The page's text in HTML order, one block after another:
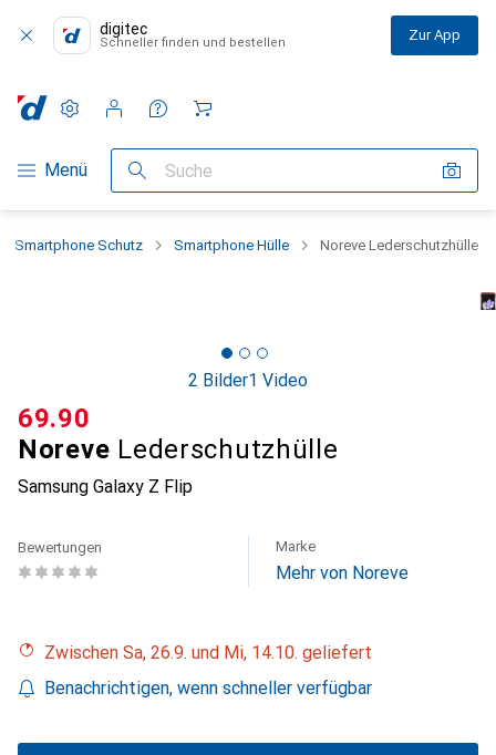
digitec
Schneller finden und bestellen Zur App
Navigation nach Kategorien
Menü Suche
Einstellungen
Kundenkonto
Vergleichslisten
Merklisten
Warenkorb
Smartphone Schutz Smartphone Hülle Noreve Lederschutzhülle
2 Bilder1 Video
Noreve Lederschutzhülle
Samsung Galaxy Z Flip
CHF
69.90
Bewertungen Marke
Mehr von Noreve
Zwischen Sa, 26.9. und Mi, 14.10. geliefert
Benachrichtigen, wenn schneller verfügbar